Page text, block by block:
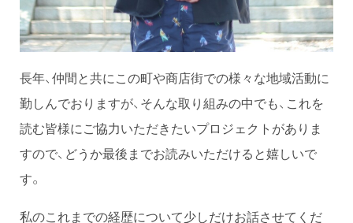
長年、仲間と共にこの町や商店街での様々な地域活動に
勤しんでおりますが、そんな取り組みの中でも、これを
読む皆様にご協力いただきたいプロジェクトがありま
すので、どうか最後までお読みいただけると嬉しいで
す。
私のこれまでの経歴について少しだけお話させてくだ